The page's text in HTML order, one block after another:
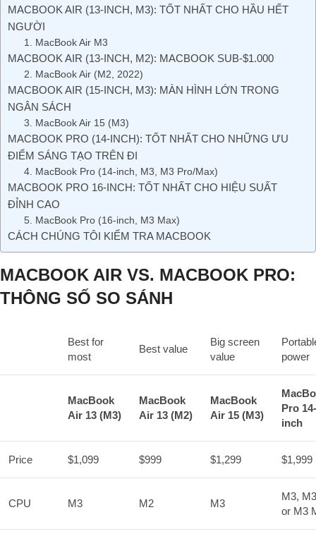
MACBOOK AIR (13-INCH, M3): TỐT NHẤT CHO HẦU HẾT
NGƯỜI
1. MacBook Air M3
MACBOOK AIR (13-INCH, M2): MACBOOK SUB-$1.000
2. MacBook Air (M2, 2022)
MACBOOK AIR (15-INCH, M3): MÀN HÌNH LỚN TRONG
NGÂN SÁCH
3. MacBook Air 15 (M3)
MACBOOK PRO (14-INCH): TỐT NHẤT CHO NHỮNG ƯU
ĐIỂM SÁNG TẠO TRÊN ĐI
4. MacBook Pro (14-inch, M3, M3 Pro/Max)
MACBOOK PRO 16-INCH: TỐT NHẤT CHO HIỆU SUẤT
ĐỈNH CAO
5. MacBook Pro (16-inch, M3 Max)
CÁCH CHÚNG TÔI KIỂM TRA MACBOOK
MACBOOK AIR VS. MACBOOK PRO:
THÔNG SỐ SO SÁNH
Row 0 – Cell 0
Best for
most
Best value
Big screen
value
power
Row 1 – Cell 0
MacBook
Air 13 (M3)
MacBook
Air 13 (M2)
MacBook
Air 15 (M3)
Pro 14-
inch
Price $1,099 $999 $1,299 $1,999
CPU M3 M2 M3
M3,
or M3